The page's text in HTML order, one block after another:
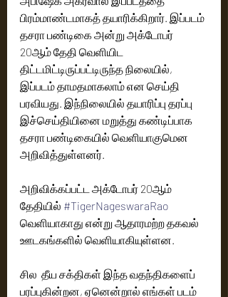
பிரம்மாண்டமாகத் தயாரிக்கிறார். இப்படம்
தசரா பண்டிகை அன்று அக்டோபர்
20ஆம் தேதி வெளியிட
திட்டமிட்டிருப்பட்டிருந்த நிலையில்,
இப்படம் தாமதமாகலாம் என செய்தி
பரவியது. இந்நிலையில் தயாரிப்பு தரப்பு
இச்செய்தியினை மறுத்து கண்டிப்பாக
தசரா பண்டிகையில் வெளியாகுமென
அறிவித்துள்ளனர்.
அறிவிக்கப்பட்ட அக்டோபர் 20ஆம்
தேதியில் #TigerNageswaraRao
வெளியாகாது என்று ஆதாரமற்ற தகவல்
ஊடகங்களில் வெளியாகியுள்ளன.
சில  தீய சக்திகள் இந்த வதந்திகளைப்
பரப்புகின்றன, ஏனென்றால் எங்கள் படம்